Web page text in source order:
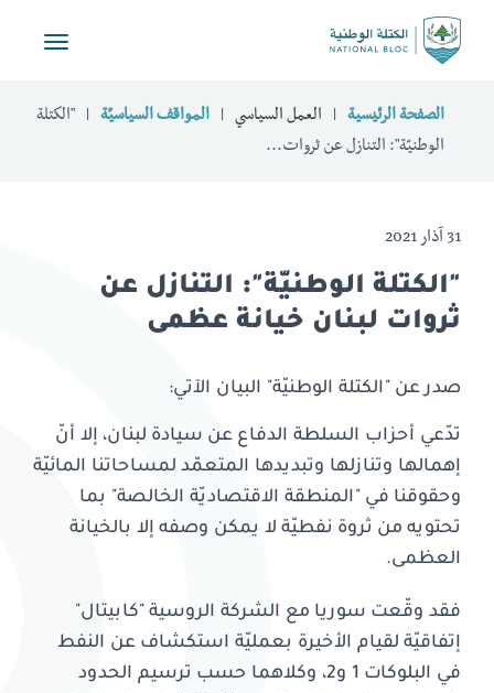
Toggle
الصفحة الرئيسية العمل السياسي المواقف السياسيّة
"الكتلة
الوطنيّة": التنازل عن ثروات...
31 آذار 2021
"الكتلة الوطنيّة": التنازل عن
ثروات لبنان خيانة عظمى
صدر عن "الكتلة الوطنيّة" البيان الآتي:
تدّعي أحزاب السلطة الدفاع عن سيادة لبنان، إلا أنّ
إهمالها وتنازلها وتبديدها المتعمّد لمساحاتنا المائيّة
وحقوقنا في "المنطقة الاقتصاديّة الخالصة" بما
تحتويه من ثروة نفطيّة لا يمكن وصفه إلا بالخيانة
العظمى.
فقد وقّعت سوريا مع الشركة الروسية "كابيتال"
إتفاقيّة لقيام الأخيرة بعمليّة استكشاف عن النفط
في البلوكات 1 و2، وكلاهما حسب ترسيم الحدود